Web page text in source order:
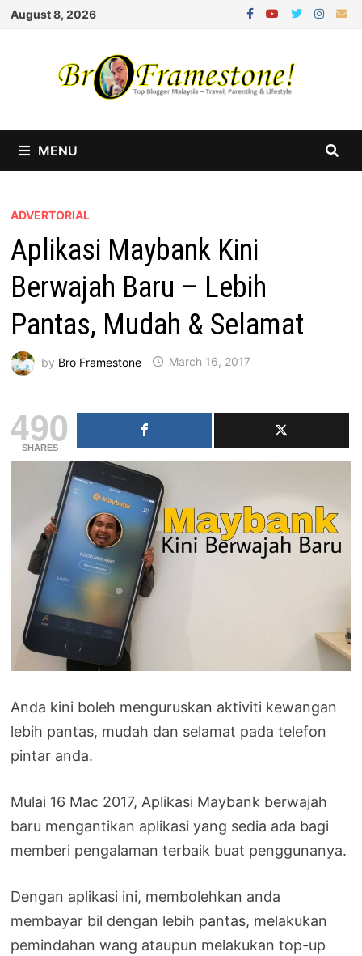
Skip
August 8, 2026
MENU
ADVERTORIAL
Aplikasi Maybank Kini
Berwajah Baru – Lebih
Pantas, Mudah & Selamat
by Bro Framestone March 16, 2017
490
SHARES
Anda kini boleh menguruskan aktiviti kewangan
lebih pantas, mudah dan selamat pada telefon
pintar anda.
Mulai 16 Mac 2017, Aplikasi Maybank berwajah
baru mengantikan aplikasi yang sedia ada bagi
memberi pengalaman terbaik buat penggunanya.
Dengan aplikasi ini, membolehkan anda
membayar bil dengan lebih pantas, melakukan
pemindahan wang ataupun melakukan top-up